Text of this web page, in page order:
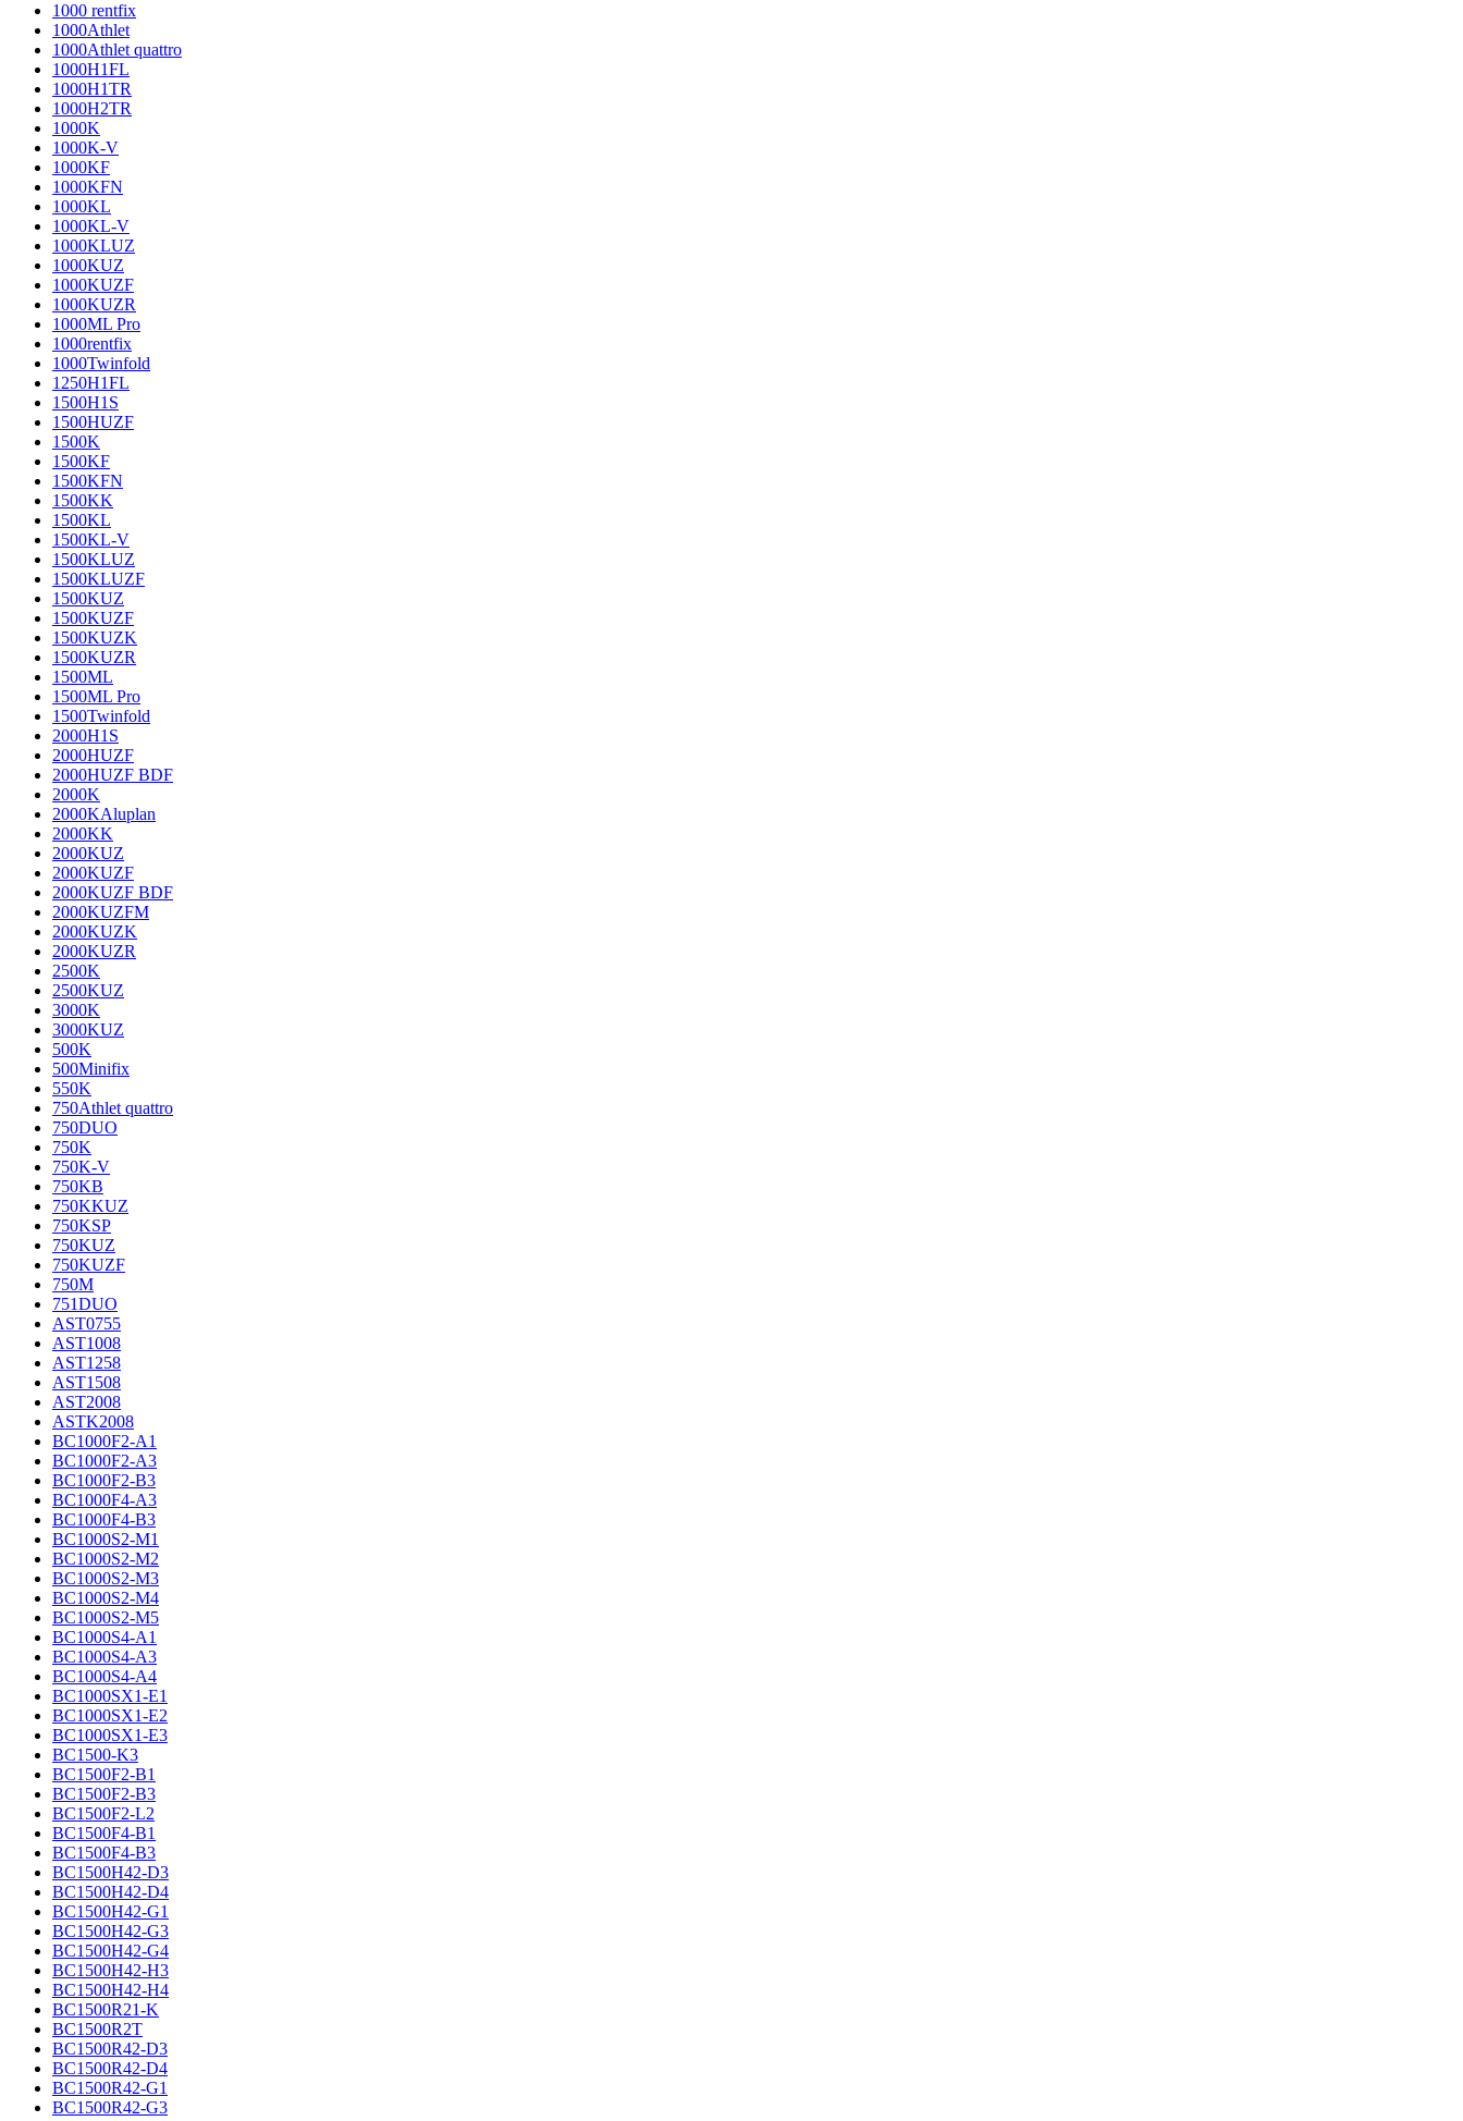
1000 rentfix
1000Athlet
1000Athlet quattro
1000H1FL
1000H1TR
1000H2TR
1000K
1000K-V
1000KF
1000KFN
1000KL
1000KL-V
1000KLUZ
1000KUZ
1000KUZF
1000KUZR
1000ML Pro
1000rentfix
1000Twinfold
1250H1FL
1500H1S
1500HUZF
1500K
1500KF
1500KFN
1500KK
1500KL
1500KL-V
1500KLUZ
1500KLUZF
1500KUZ
1500KUZF
1500KUZK
1500KUZR
1500ML
1500ML Pro
1500Twinfold
2000H1S
2000HUZF
2000HUZF BDF
2000K
2000KAluplan
2000KK
2000KUZ
2000KUZF
2000KUZF BDF
2000KUZFM
2000KUZK
2000KUZR
2500K
2500KUZ
3000K
3000KUZ
500K
500Minifix
550K
750Athlet quattro
750DUO
750K
750K-V
750KB
750KKUZ
750KSP
750KUZ
750KUZF
750M
751DUO
AST0755
AST1008
AST1258
AST1508
AST2008
ASTK2008
BC1000F2-A1
BC1000F2-A3
BC1000F2-B3
BC1000F4-A3
BC1000F4-B3
BC1000S2-M1
BC1000S2-M2
BC1000S2-M3
BC1000S2-M4
BC1000S2-M5
BC1000S4-A1
BC1000S4-A3
BC1000S4-A4
BC1000SX1-E1
BC1000SX1-E2
BC1000SX1-E3
BC1500-K3
BC1500F2-B1
BC1500F2-B3
BC1500F2-L2
BC1500F4-B1
BC1500F4-B3
BC1500H42-D3
BC1500H42-D4
BC1500H42-G1
BC1500H42-G3
BC1500H42-G4
BC1500H42-H3
BC1500H42-H4
BC1500R21-K
BC1500R2T
BC1500R42-D3
BC1500R42-D4
BC1500R42-G1
BC1500R42-G3